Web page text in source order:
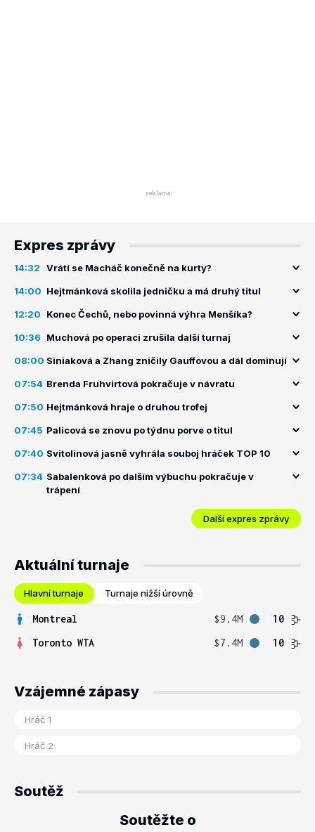
Expres zprávy
14:32 Vrátí se Macháč konečně na kurty?
14:00 Hejtmánková skolila jedničku a má druhý titul
12:20 Konec Čechů, nebo povinná výhra Menšíka?
10:36 Muchová po operaci zrušila další turnaj
08:00 Siniaková a Zhang zničily Gauffovou a dál dominují
07:54 Brenda Fruhvirtová pokračuje v návratu
07:50 Hejtmánková hraje o druhou trofej
07:45 Palicová se znovu po týdnu porve o titul
07:40 Svitolinová jasně vyhrála souboj hráček TOP 10
07:34 Sabalenková po dalším výbuchu pokračuje v
trápení
Další expres zprávy
Aktuální turnaje
Hlavní turnaje Turnaje nižší úrovně
Montreal $9.4M
10
Toronto WTA
$7.4M 10
Vzájemné zápasy
Soutěž
Soutěžte o